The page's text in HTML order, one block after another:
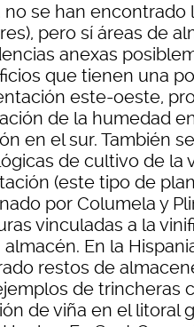
no se han encontrado
pero sí áreas de
anexas
que tienen una
este-oeste,
de la humedad
en el sur. También
de cultivo de la
(este tipo de
por Columela y
vinculadas a la
En la
restos de
de trincheras
de viña en el litoral